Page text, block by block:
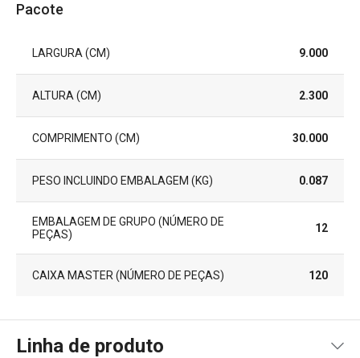
Pacote
LARGURA (CM) 9.000
ALTURA (CM) 2.300
COMPRIMENTO (CM) 30.000
PESO INCLUINDO EMBALAGEM (KG) 0.087
EMBALAGEM DE GRUPO (NÚMERO DE
PEÇAS)
12
CAIXA MASTER (NÚMERO DE PEÇAS) 120
Linha de produto